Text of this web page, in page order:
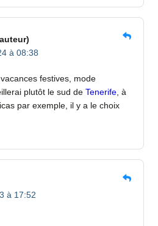
à 08:38
festives, mode
plutôt le sud de Tenerife , à
par exemple, il y a le choix
à 17:52